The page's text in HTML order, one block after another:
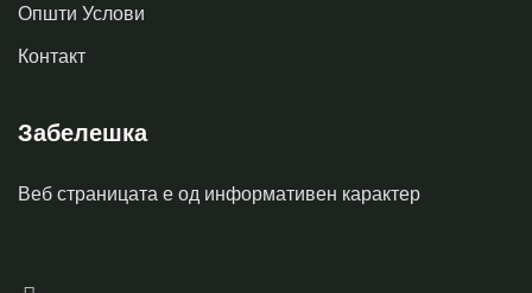
Општи Услови
Контакт
Забелешка
Веб страницата е од информативен карактер